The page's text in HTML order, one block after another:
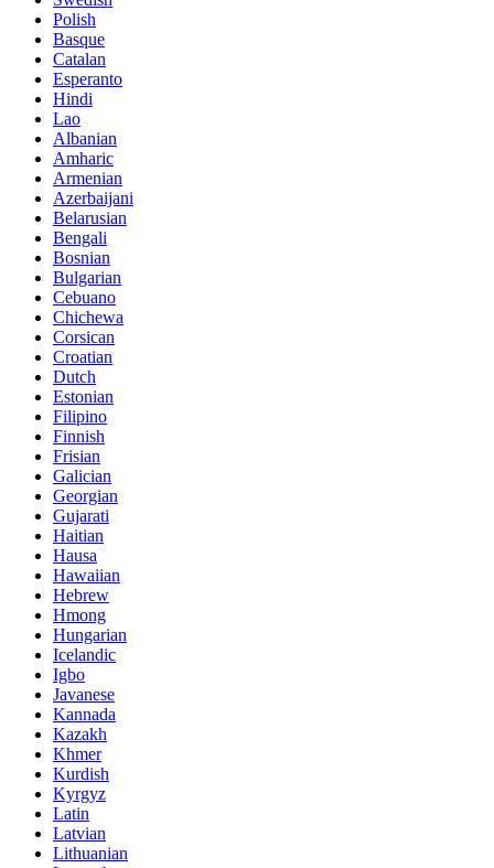
Polish
Basque
Catalan
Esperanto
Hindi
Lao
Albanian
Amharic
Armenian
Azerbaijani
Belarusian
Bengali
Bosnian
Bulgarian
Cebuano
Chichewa
Corsican
Croatian
Dutch
Estonian
Filipino
Finnish
Frisian
Galician
Georgian
Gujarati
Haitian
Hausa
Hawaiian
Hebrew
Hmong
Hungarian
Icelandic
Igbo
Javanese
Kannada
Kazakh
Khmer
Kurdish
Kyrgyz
Latin
Latvian
Lithuanian